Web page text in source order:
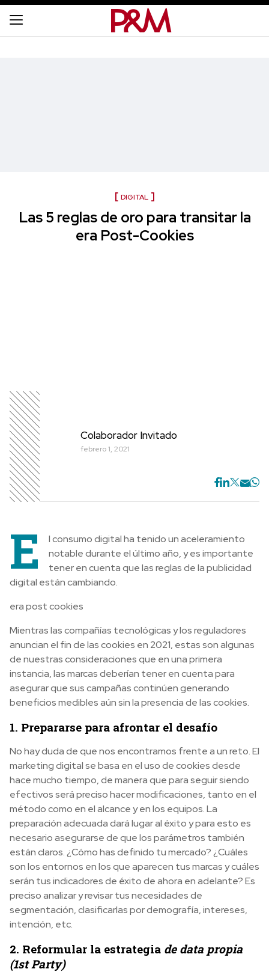
DIGITAL
Las 5 reglas de oro para transitar la
era Post-Cookies
Colaborador Invitado
febrero 1, 2021
E
l consumo digital ha tenido un aceleramiento
notable durante el último año, y es importante
tener en cuenta que las reglas de la publicidad
digital están cambiando.
era post cookies
Mientras las compañías tecnológicas y los reguladores
anuncian el fin de las cookies en 2021, estas son algunas
de nuestras consideraciones que en una primera
instancia, las marcas deberían tener en cuenta para
asegurar que sus campañas continúen generando
beneficios medibles aún sin la presencia de las cookies.
1. Prepararse para afrontar el desafío
No hay duda de que nos encontramos frente a un reto. El
marketing digital se basa en el uso de cookies desde
hace mucho tiempo, de manera que para seguir siendo
efectivos será preciso hacer modificaciones, tanto en el
método como en el alcance y en los equipos. La
preparación adecuada dará lugar al éxito y para esto es
necesario asegurarse de que los parámetros también
están claros. ¿Cómo has definido tu mercado? ¿Cuáles
son los entornos en los que aparecen tus marcas y cuáles
serán tus indicadores de éxito de ahora en adelante? Es
preciso analizar y revisar tus necesidades de
segmentación, clasificarlas por demografía, intereses,
intención, etc.
2. Reformular la estrategia de data propia
(1st Party)